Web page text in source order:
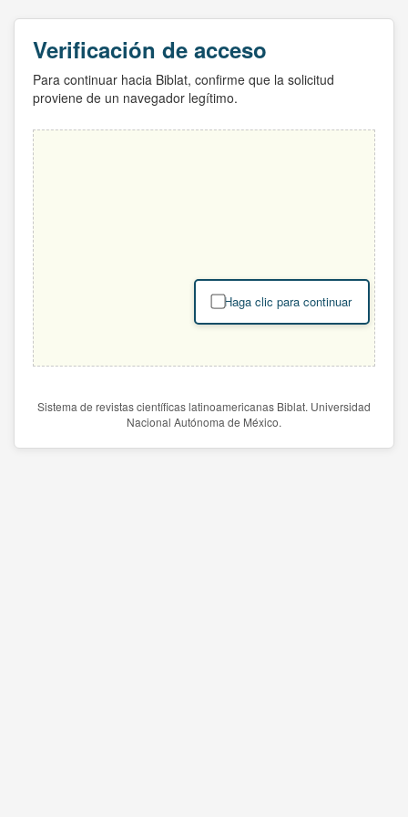
Verificación de acceso
Para continuar hacia Biblat, confirme que la solicitud
proviene de un navegador legítimo.
Haga clic para continuar
Sistema de revistas científicas latinoamericanas Biblat. Universidad
Nacional Autónoma de México.